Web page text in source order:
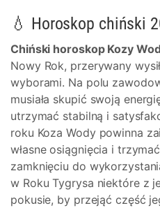
💧 Horoskop chiński
Chiński horoskop Kozy
Nowy Rok, przerywany
wyborami. Na polu
musiała skupić swoją
utrzymać stabilną i
roku Koza Wody powinna
własne osiągnięcia i
zamknięciu do
w Roku Tygrysa niektóre z
pokusie, by przejąć część